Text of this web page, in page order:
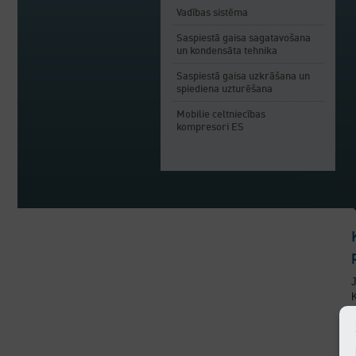
Vadības sistēma
Saspiestā gaisa sagatavošana
un kondensāta tehnika
Saspiestā gaisa uzkrāšana un
spiediena uzturēšana
Mobilie celtniecības
kompresori ES